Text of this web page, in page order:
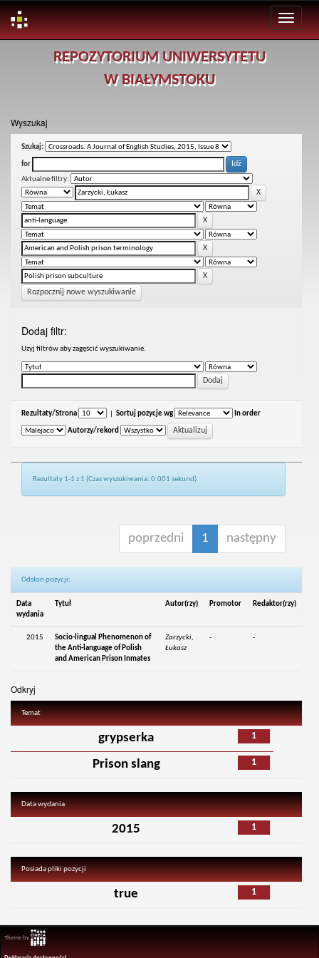
REPOZYTORIUM UNIWERSYTETU
W BIAŁYMSTOKU
Wyszukaj
Szukaj:
for
Aktualne filtry:
Rozpocznij nowe wyszukiwanie
Dodaj filtr:
Uzyj filtrów aby zagęścić wyszukiwanie.
Rezultaty/Strona Sortuj pozycje wg In order
Autorzy/rekord
Rezultaty 1-1 z 1 (Czas wyszukiwania: 0.001 sekund).
poprzedni 1 następny
Odsłon pozycji:
Data
wydania
Tytuł Autor(rzy) Promotor Redaktor(rzy)
2015
Socio-lingual Phenomenon of
the Anti-language of Polish
and American Prison Inmates
Zarzycki,
Łukasz
- -
Odkryj
Temat
1
grypserka
1
Prison slang
Data wydania
1
2015
Posiada pliki pozycji
1
true
Theme by